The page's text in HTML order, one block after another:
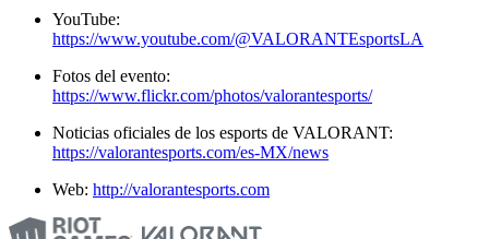
YouTube:
https://www.youtube.com/@VALORANTEsportsLA
Fotos del evento:
https://www.flickr.com/photos/valorantesports/
Noticias oficiales de los esports de VALORANT:
https://valorantesports.com/es-MX/news
Web: http://valorantesports.com